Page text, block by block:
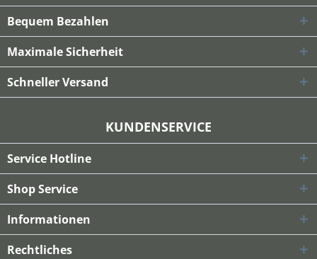
Bequem Bezahlen
Maximale Sicherheit
Schneller Versand
KUNDENSERVICE
Service Hotline
Shop Service
Informationen
Rechtliches